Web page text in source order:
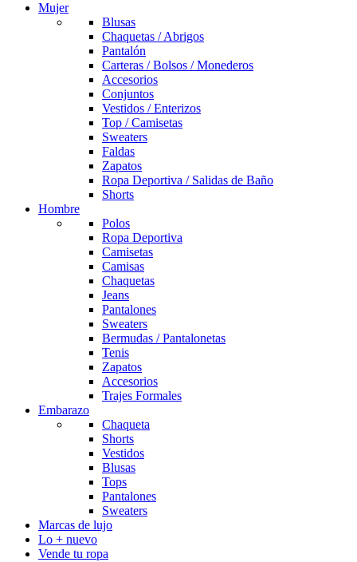
Mujer
Blusas
Chaquetas / Abrigos
Pantalón
Carteras / Bolsos / Monederos
Accesorios
Conjuntos
Vestidos / Enterizos
Top / Camisetas
Sweaters
Faldas
Zapatos
Ropa Deportiva / Salidas de Baño
Shorts
Hombre
Polos
Ropa Deportiva
Camisetas
Camisas
Chaquetas
Jeans
Pantalones
Sweaters
Bermudas / Pantalonetas
Tenis
Zapatos
Accesorios
Trajes Formales
Embarazo
Chaqueta
Shorts
Vestidos
Blusas
Tops
Pantalones
Sweaters
Marcas de lujo
Lo + nuevo
Vende tu ropa